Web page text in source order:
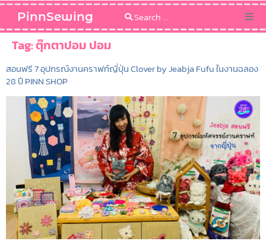
PinnSewing
Blog
Sewing Pattern
Tag:ตุ๊กตาปอม ปอม
สอนฟรี 7 อุปกรณ์งานคราฟท์ญี่ปุ่น Clover by Jeabja Fufu ในงานฉลอง
28 ปี PINN SHOP